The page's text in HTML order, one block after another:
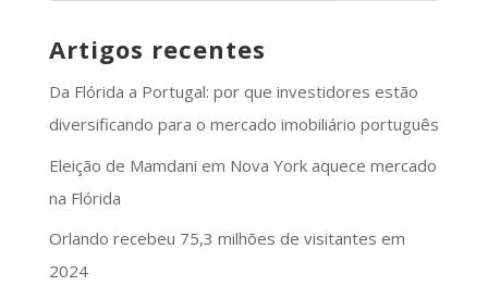
Artigos recentes
Da Flórida a Portugal: por que investidores estão
diversificando para o mercado imobiliário português
Eleição de Mamdani em Nova York aquece mercado
na Flórida
Orlando recebeu 75,3 milhões de visitantes em
2024